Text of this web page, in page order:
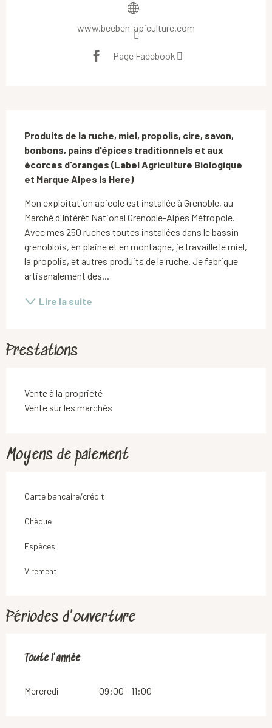
www.beeben-apiculture.com
Page Facebook
Produits de la ruche, miel, propolis, cire, savon,
bonbons, pains d'épices traditionnels et aux
écorces d'oranges (Label Agriculture Biologique
et Marque Alpes Is Here)
Mon exploitation apicole est installée à Grenoble, au
Marché d'Intérêt National Grenoble-Alpes Métropole.
Avec mes 250 ruches toutes installées dans le bassin
grenoblois, en plaine et en montagne, je travaille le miel,
la propolis, et autres produits de la ruche. Je fabrique
artisanalement des...
Lire la suite
Prestations
Vente à la propriété
Vente sur les marchés
Moyens de paiement
Carte bancaire/crédit
Chèque
Espèces
Virement
Périodes d'ouverture
Toute l'année
Toute l'année
Mercredi 09:00 - 11:00